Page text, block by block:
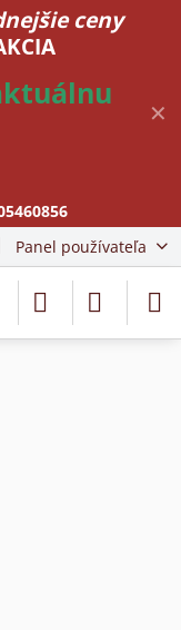
✕
ceny
Panel používateľa